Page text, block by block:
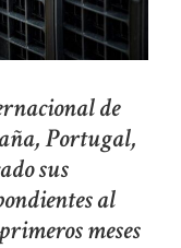
de
Portugal,
sus
al
meses